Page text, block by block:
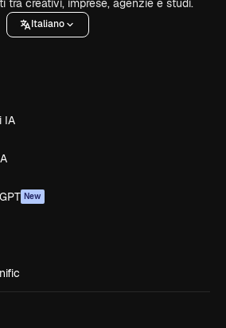
tra creativi, imprese, agenzie e studi.
Italiano
IA
New